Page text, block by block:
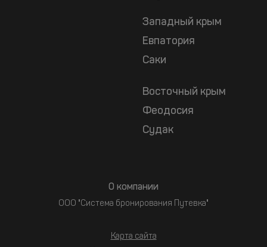
Западный крым
Евпатория
Саки
Восточный крым
Феодосия
Судак
О компании
ООО "Система бронирования Путевка"
Карта сайта